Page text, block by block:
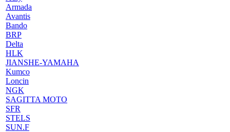
Armada
Avantis
Bando
BRP
Delta
HLK
JIANSHE-YAMAHA
Kumco
Loncin
NGK
SAGITTA MOTO
SFR
STELS
SUN.F